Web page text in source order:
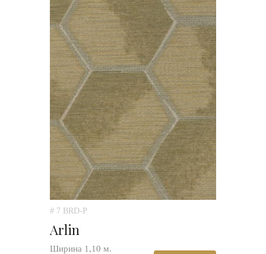
# 7 BRD-P
Arlin
Ширина 1,10 м.